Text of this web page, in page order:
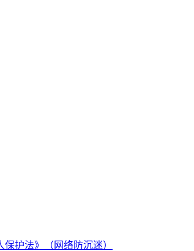
保护法》（网络防沉迷）